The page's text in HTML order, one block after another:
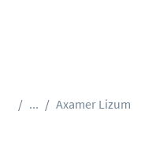
... Axamer Lizum